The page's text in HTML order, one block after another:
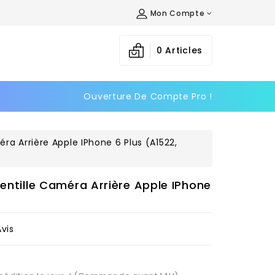
Mon Compte
0 Articles
Ouverture De Compte Pro !
Arrière Apple IPhone 6 Plus (A1522,
Caméra Arrière Apple IPhone